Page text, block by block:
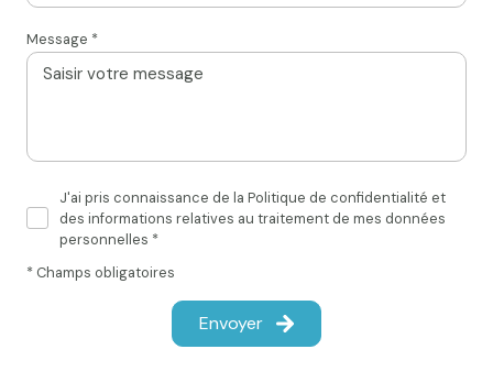
Message *
J'ai pris connaissance de la Politique de confidentialité et
des informations relatives au traitement de mes données
personnelles *
* Champs obligatoires
Envoyer